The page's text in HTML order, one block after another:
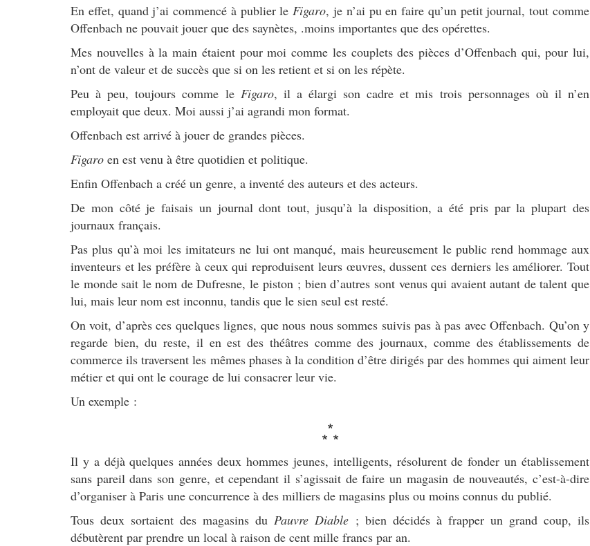
En effet, quand j’ai commencé à publier leFigaro, je n’ai pu en faire qu’un petit journal, tout comme
Offenbach ne pouvait jouer que des saynètes, .moins importantes que des opérettes.
Mes nouvelles à la main étaient pour moi comme les couplets des pièces d’Offenbach qui, pour lui,
n’ont de valeur et de succès que si on les retient et si on les répète.
Peu à peu, toujours comme le Figaro, il a élargi son cadre et mis trois personnages où il n’en
employait que deux. Moi aussi j’ai agrandi mon format.
Offenbach est arrivé à jouer de grandes pièces.
Figaro en est venu à être quotidien et politique.
Enfin Offenbach a créé un genre, a inventé des auteurs et des acteurs.
De mon côté je faisais un journal dont tout, jusqu’à la disposition, a été pris par la plupart des
journaux français.
Pas plus qu’à moi les imitateurs ne lui ont manqué, mais heureusement le public rend hommage aux
inventeurs et les préfère à ceux qui reproduisent leurs œuvres, dussent ces derniers les améliorer. Tout
le monde sait le nom de Dufresne, le piston ; bien d’autres sont venus qui avaient autant de talent que
lui, mais leur nom est inconnu, tandis que le sien seul est resté.
On voit, d’après ces quelques lignes, que nous nous sommes suivis pas à pas avec Offenbach. Qu’on y
regarde bien, du reste, il en est des théâtres comme des journaux, comme des établissements de
commerce ils traversent les mêmes phases à la condition d’être dirigés par des hommes qui aiment leur
métier et qui ont le courage de lui consacrer leur vie.
Un exemple :
*
* *
Il y a déjà quelques années deux hommes jeunes, intelligents, résolurent de fonder un établissement
sans pareil dans son genre, et cependant il s’agissait de faire un magasin de nouveautés, c’est-à-dire
d’organiser à Paris une concurrence à des milliers de magasins plus ou moins connus du publié.
Tous deux sortaient des magasins du Pauvre Diable ; bien décidés à frapper un grand coup, ils
débutèrent par prendre un local à raison de cent mille francs par an.